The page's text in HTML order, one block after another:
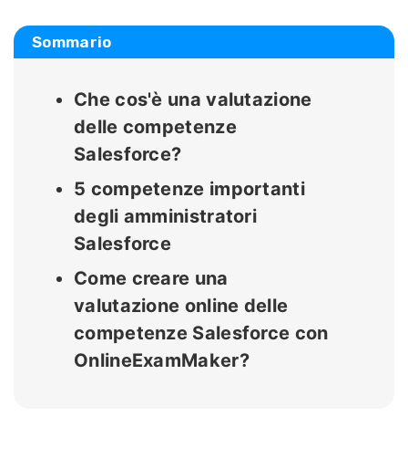
Sommario
Che cos'è una valutazione
delle competenze
Salesforce?
5 competenze importanti
degli amministratori
Salesforce
Come creare una
valutazione online delle
competenze Salesforce con
OnlineExamMaker?